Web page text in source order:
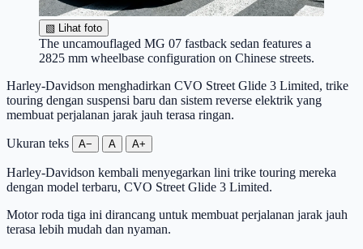
▧ Lihat foto
The uncamouflaged MG 07 fastback sedan features a
2825 mm wheelbase configuration on Chinese streets.
Harley-Davidson menghadirkan CVO Street Glide 3 Limited, trike
touring dengan suspensi baru dan sistem reverse elektrik yang
membuat perjalanan jarak jauh terasa ringan.
Ukuran teks A− A A+
Harley-Davidson kembali menyegarkan lini trike touring mereka
dengan model terbaru, CVO Street Glide 3 Limited.
Motor roda tiga ini dirancang untuk membuat perjalanan jarak jauh
terasa lebih mudah dan nyaman.